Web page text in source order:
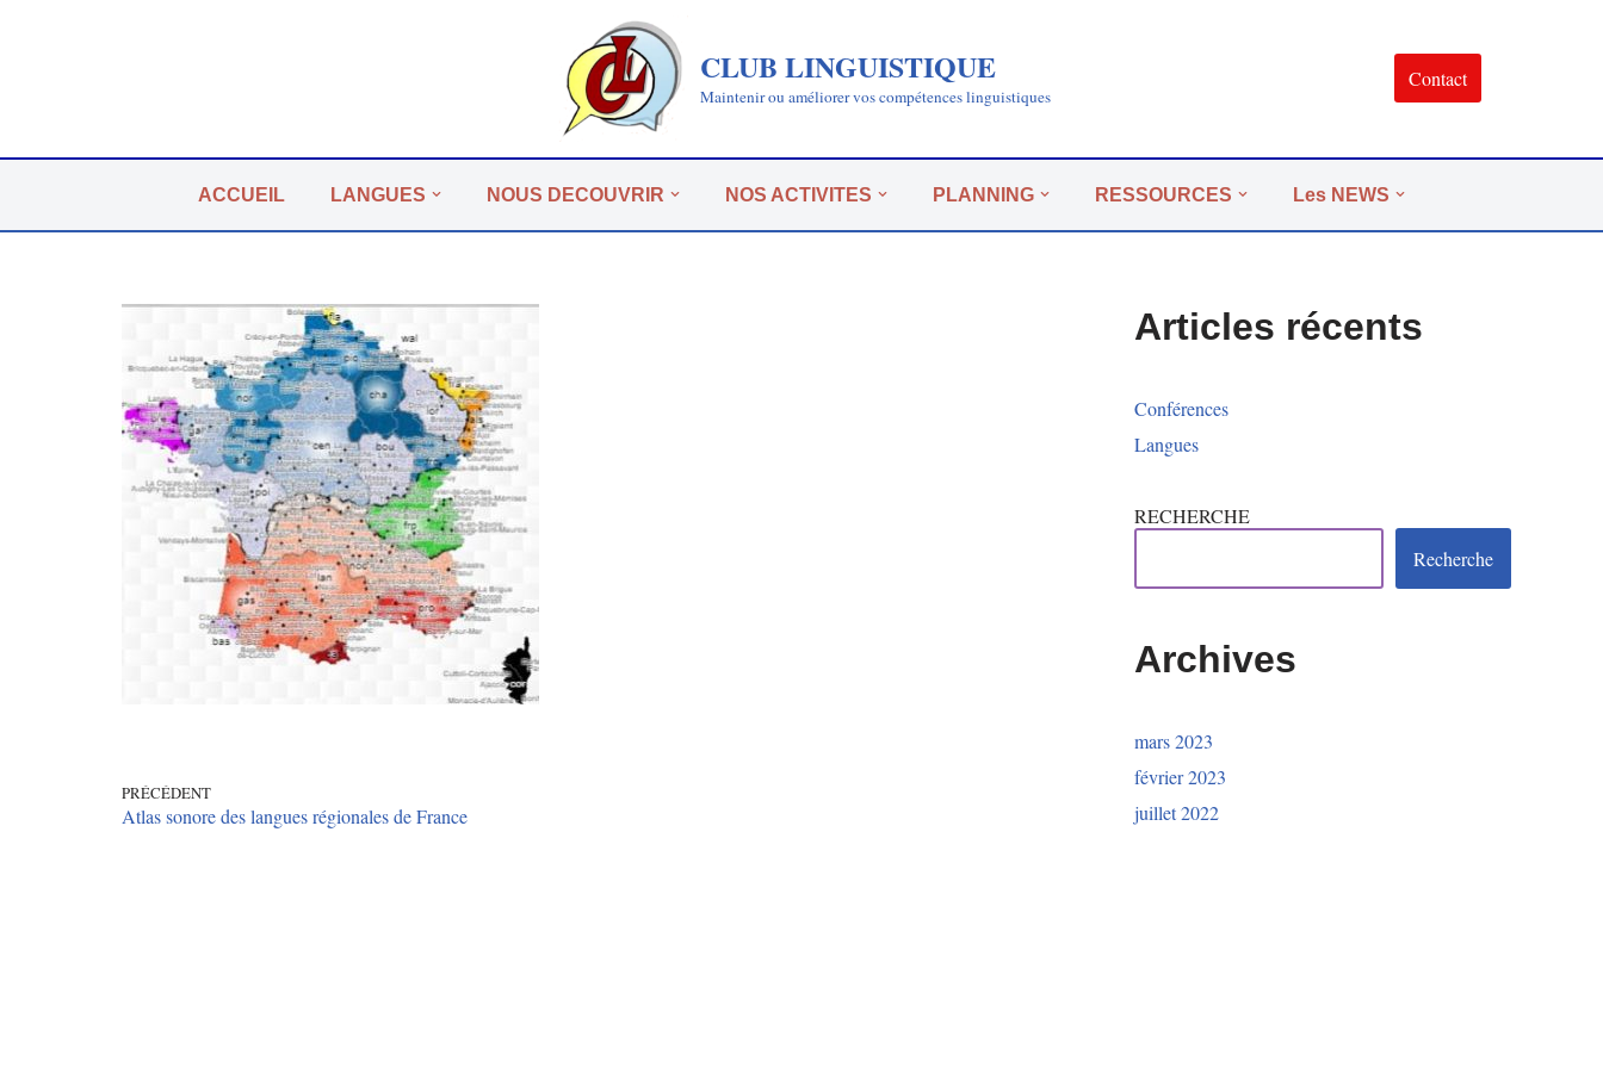
CLUB LINGUISTIQUE
Maintenir ou améliorer vos compétences linguistiques
Contact
ACCUEIL LANGUES NOUS DECOUVRIR NOS ACTIVITES PLANNING RESSOURCES Les NEWS
PRÉCÉDENT
Atlas sonore des langues régionales de France
Articles récents
Conférences
Langues
RECHERCHE
Recherche
Archives
mars 2023
février 2023
juillet 2022